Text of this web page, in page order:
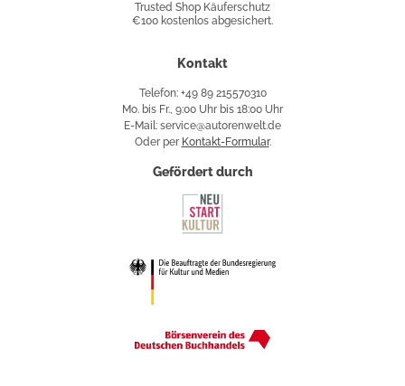
Käuferschutz
Trusted Shop Käuferschutz
€100 kostenlos abgesichert.
Kontakt
Telefon: +49 89 215570310
Mo. bis Fr., 9:00 Uhr bis 18:00 Uhr
E-Mail: service@autorenwelt.de
Oder per Kontakt-Formular.
Gefördert durch